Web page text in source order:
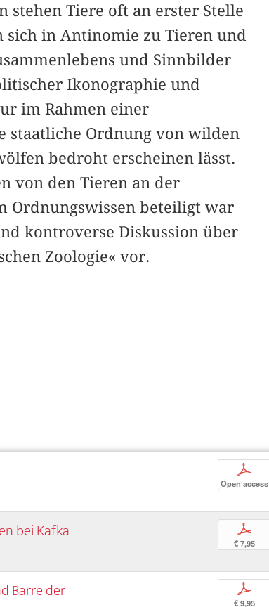
stehen Tiere oft an erster Stelle
sich in Antinomie zu Tieren und
und Sinnbilder
Ikonographie und
im Rahmen einer
staatliche Ordnung von wilden
bedroht erscheinen lässt.
von den Tieren an der
Ordnungswissen beteiligt war
kontroverse Diskussion über
Zoologie« vor.
p
Open access
bei Kafka p
€ 7,95
Barre der p
€ 9,95